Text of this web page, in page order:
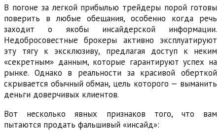
В погоне за легкой прибылью трейдеры порой готовы
поверить в любые обещания, особенно когда речь
заходит о якобы инсайдерской информации.
Недобросовестные брокеры активно эксплуатируют
эту тягу к эксклюзиву, предлагая доступ к неким
«секретным» данным, которые гарантируют успех на
рынке. Однако в реальности за красивой оберткой
скрывается обычный обман, цель которого — выманить
деньги доверчивых клиентов.
Вот несколько явных признаков того, что вам
пытаются продать фальшивый «инсайд»: